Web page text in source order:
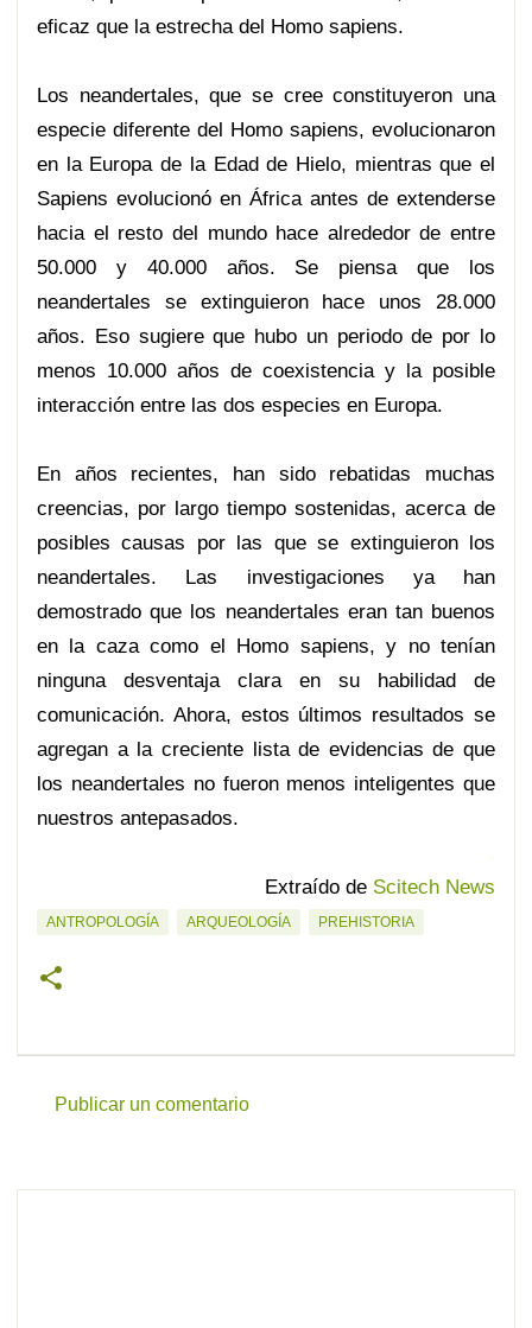
eficaz que la estrecha del Homo sapiens.
Los neandertales, que se cree constituyeron una
especie diferente del Homo sapiens, evolucionaron
en la Europa de la Edad de Hielo, mientras que el
Sapiens evolucionó en África antes de extenderse
hacia el resto del mundo hace alrededor de entre
50.000 y 40.000 años. Se piensa que los
neandertales se extinguieron hace unos 28.000
años. Eso sugiere que hubo un periodo de por lo
menos 10.000 años de coexistencia y la posible
interacción entre las dos especies en Europa.
En años recientes, han sido rebatidas muchas
creencias, por largo tiempo sostenidas, acerca de
posibles causas por las que se extinguieron los
neandertales. Las investigaciones ya han
demostrado que los neandertales eran tan buenos
en la caza como el Homo sapiens, y no tenían
ninguna desventaja clara en su habilidad de
comunicación. Ahora, estos últimos resultados se
agregan a la creciente lista de evidencias de que
los neandertales no fueron menos inteligentes que
nuestros antepasados.
.
Extraído de Scitech News
ANTROPOLOGÍA ARQUEOLOGÍA PREHISTORIA
Publicar un comentario